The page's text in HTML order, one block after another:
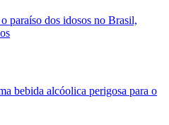
paraíso dos idosos no Brasil,
bebida alcóolica perigosa para o